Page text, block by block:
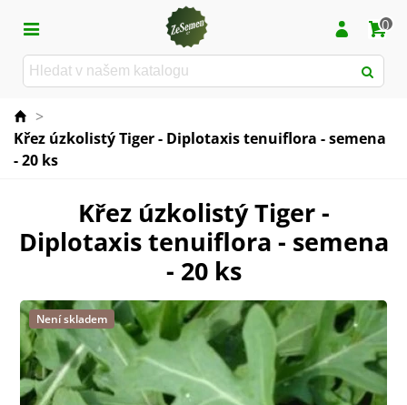
0
>
Křez úzkolistý Tiger - Diplotaxis tenuiflora - semena
- 20 ks
Křez úzkolistý Tiger -
Diplotaxis tenuiflora - semena
- 20 ks
Není skladem